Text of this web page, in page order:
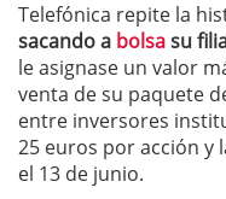
Telefónica repite la
sacando a bolsasu
le asignase un valor
venta de su paquete
entre inversores
25 euros por acción y
el 13 de junio.